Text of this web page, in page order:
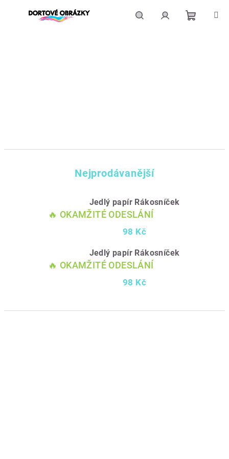
Nejprodávanější
Jedlý papír Rákosníček
🔥 OKAMŽITÉ ODESLÁNÍ
98 Kč
Jedlý papír Rákosníček
🔥 OKAMŽITÉ ODESLÁNÍ
98 Kč